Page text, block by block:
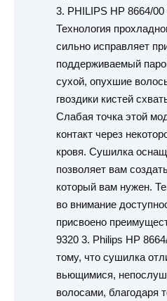
3. PHILIPS HP 8664/00
Технология
сильно исправляет
поддерживаемый
сухой, опухшие
гвоздики кистей
Слабая точка этой
контакт через
кровя. Сушилка
позволяет вам
который вам нужен.
во внимание
присвоено
9320 3. Philips HP
тому, что сушилка
вьющимися,
волосами, благодаря